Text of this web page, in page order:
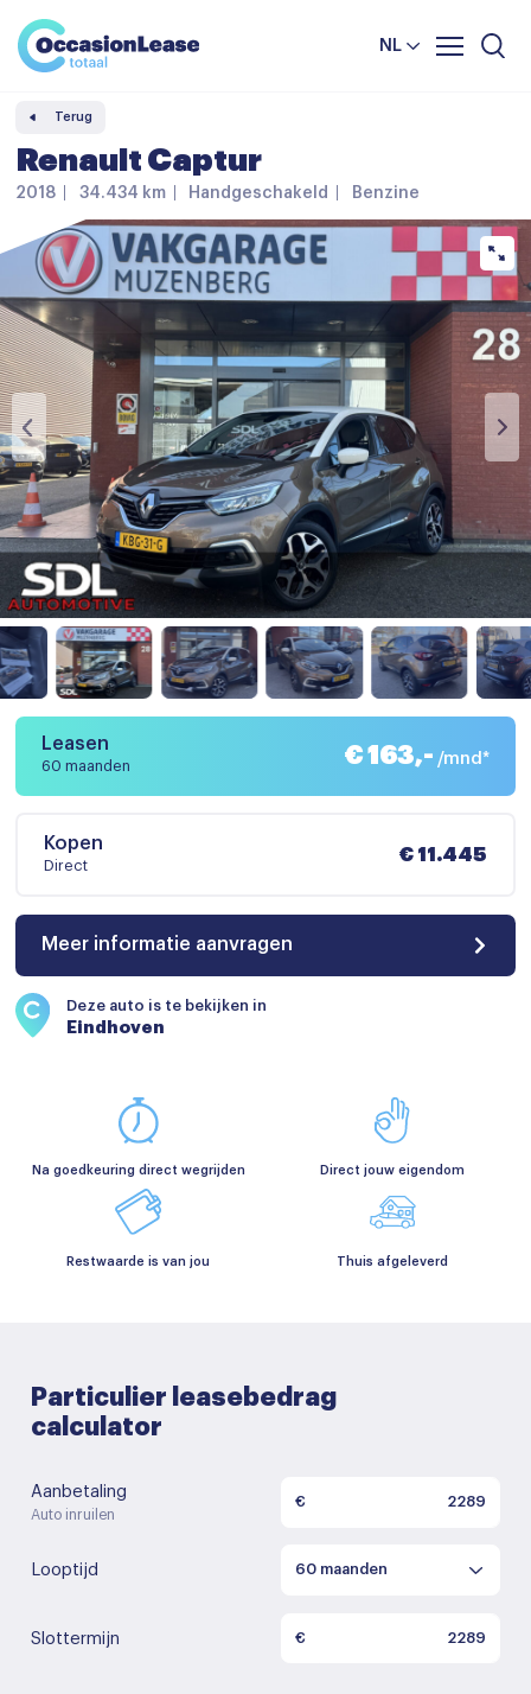
NL
Leasevoorwaarden
Veelgestelde vragen
Nieuws en tips
Over ons
Vergelijker
Terug
Renault Captur
2018 34.434 km Handgeschakeld Benzine
Leasen
60 maanden € 163,- /mnd*
Kopen
Direct
€ 11.445
Meer informatie aanvragen
Deze auto is te bekijken in
Eindhoven
Na goedkeuring direct wegrijden Direct jouw eigendom
Restwaarde is van jou Thuis afgeleverd
Particulier leasebedrag
calculator
Aanbetaling
Auto inruilen
€
Looptijd
Slottermijn €